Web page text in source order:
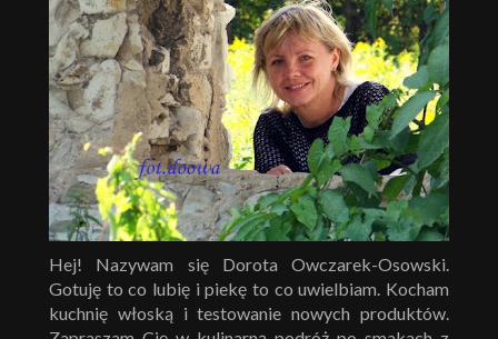
Hej! Nazywam się Dorota Owczarek-Osowski.
Gotuję to co lubię i piekę to co uwielbiam. Kocham
kuchnię włoską i testowanie nowych produktów.